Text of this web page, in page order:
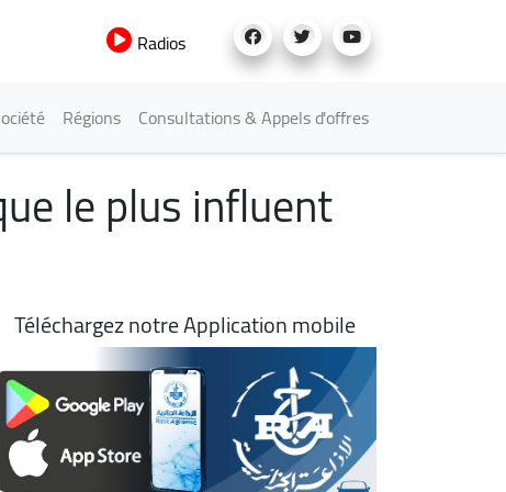
Radios
Régions Consultations & Appels d'offres
le plus influent
Téléchargez notre Application mobile